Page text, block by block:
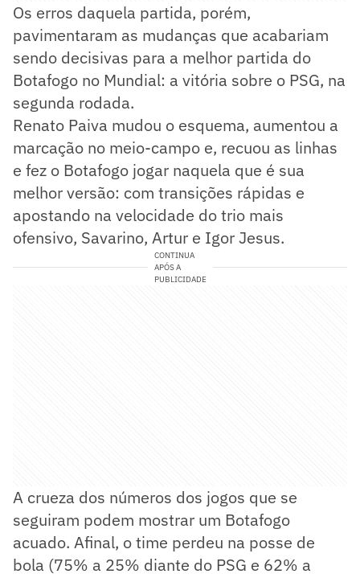
Os erros daquela partida, porém,
pavimentaram as mudanças que acabariam
sendo decisivas para a melhor partida do
Botafogo no Mundial: a vitória sobre o PSG, na
segunda rodada.
Renato Paiva mudou o esquema, aumentou a
marcação no meio-campo e, recuou as linhas
e fez o Botafogo jogar naquela que é sua
melhor versão: com transições rápidas e
apostando na velocidade do trio mais
ofensivo, Savarino, Artur e Igor Jesus.
CONTINUA
APÓS A
PUBLICIDADE
A crueza dos números dos jogos que se
seguiram podem mostrar um Botafogo
acuado. Afinal, o time perdeu na posse de
bola (75% a 25% diante do PSG e 62% a